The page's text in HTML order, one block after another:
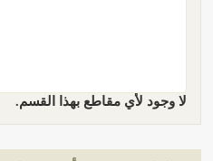
لا وجود لأي مقاطع بهذا القسم.